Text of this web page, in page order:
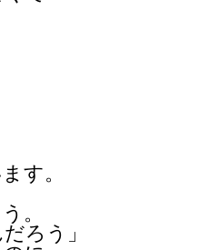
す。
。
ろう」